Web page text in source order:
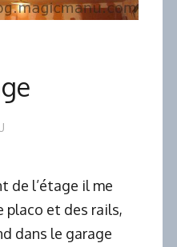
de l’étage il me
placo et des rails,
dans le garage